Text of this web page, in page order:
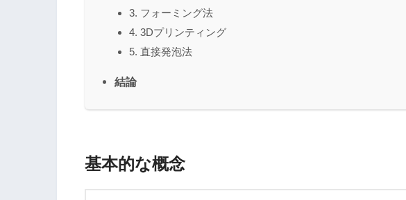
3. フォーミング法
4. 3Dプリンティング
5. 直接発泡法
結論
基本的な概念